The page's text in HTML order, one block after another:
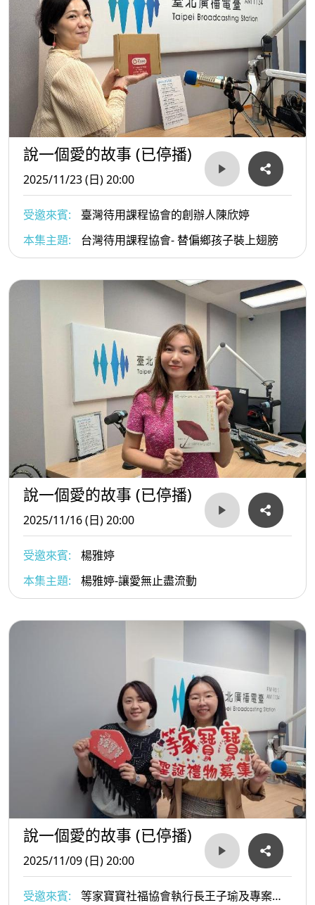
說一個愛的故事 (已停播)
2025/11/23 (日) 20:00
受邀來賓:
臺灣待用課程協會的創辦人陳欣婷
本集主題:
台灣待用課程協會- 替偏鄉孩子裝上翅膀
說一個愛的故事 (已停播)
2025/11/16 (日) 20:00
受邀來賓:
楊雅婷
本集主題:
楊雅婷-讓愛無止盡流動
說一個愛的故事 (已停播)
2025/11/09 (日) 20:00
受邀來賓: 等家寶寶社福協會執行長王子瑜及專案經